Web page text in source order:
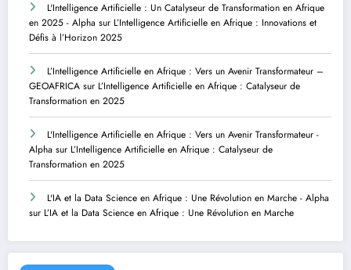
L'Intelligence Artificielle : Un Catalyseur de Transformation en Afrique
en 2025 - Alpha sur L’Intelligence Artificielle en Afrique : Innovations et
Défis à l’Horizon 2025
L’Intelligence Artificielle en Afrique : Vers un Avenir Transformateur –
GEOAFRICA sur L’Intelligence Artificielle en Afrique : Catalyseur de
Transformation en 2025
L'Intelligence Artificielle en Afrique : Vers un Avenir Transformateur -
Alpha sur L’Intelligence Artificielle en Afrique : Catalyseur de
Transformation en 2025
L'IA et la Data Science en Afrique : Une Révolution en Marche - Alpha
sur L’IA et la Data Science en Afrique : Une Révolution en Marche